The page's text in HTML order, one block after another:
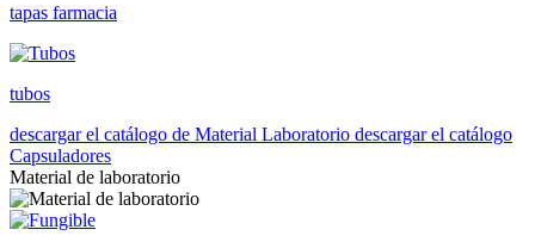
tapas farmacia
tubos
descargar el catálogo de Material Laboratorio descargar el catálogo
Capsuladores
Material de laboratorio